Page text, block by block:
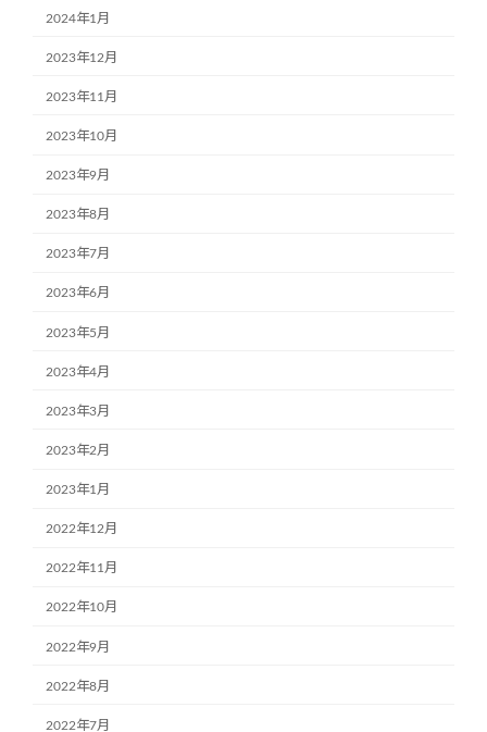
2024年1月
2023年12月
2023年11月
2023年10月
2023年9月
2023年8月
2023年7月
2023年6月
2023年5月
2023年4月
2023年3月
2023年2月
2023年1月
2022年12月
2022年11月
2022年10月
2022年9月
2022年8月
2022年7月